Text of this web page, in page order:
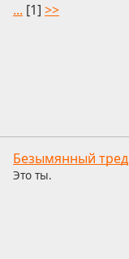
... [1] >>
Безымянный тред
Это ты.